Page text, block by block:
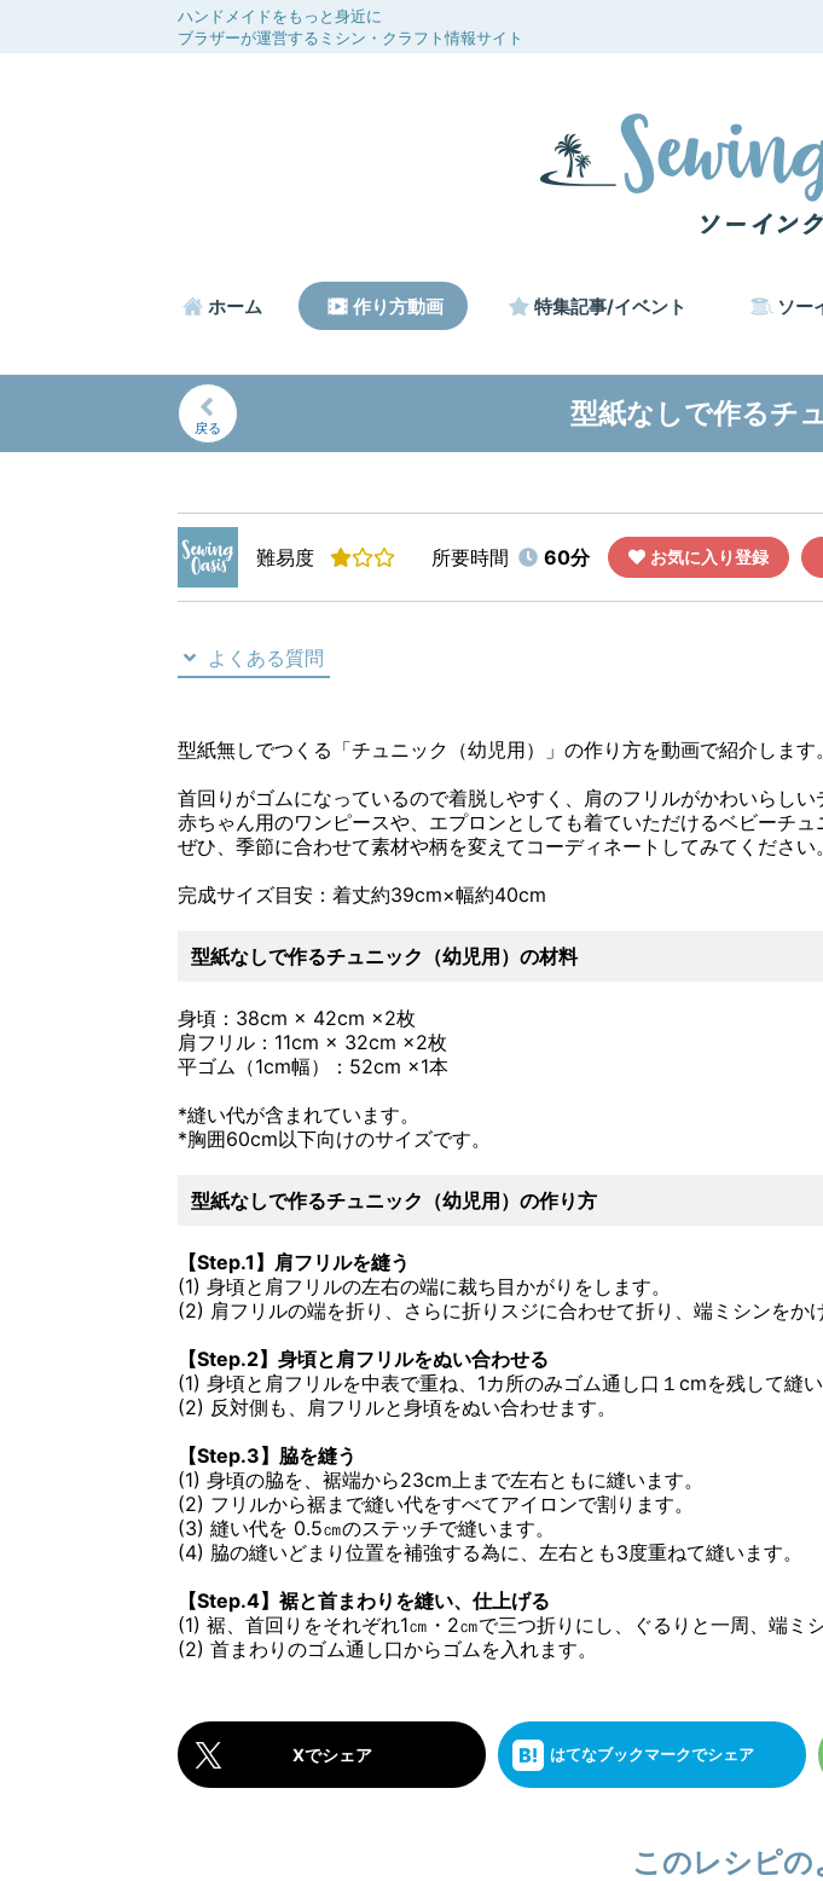
ハンドメイドをもっと身近に
ブラザーが運営するミシン・クラフト情報サイト
ホーム 作り方動画 特集記事/イベント ソー
戻る 型紙なしで作るチ
難易度 所要時間 60分 お気に入り登録
よくある質問
型紙無しでつくる「チュニック（幼児用）」の作り方を動画で紹介します。
首回りがゴムになっているので着脱しやすく、肩のフリルがかわいらしい
赤ちゃん用のワンピースや、エプロンとしても着ていただけるベビーチュ
ぜひ、季節に合わせて素材や柄を変えてコーディネートしてみてください。
完成サイズ目安：着丈約39cm×幅約40cm
型紙なしで作るチュニック（幼児用）の材料
身頃：38cm × 42cm ×2枚
肩フリル：11cm × 32cm ×2枚
平ゴム（1cm幅）：52cm ×1本
*縫い代が含まれています。
*胸囲60cm以下向けのサイズです。
型紙なしで作るチュニック（幼児用）の作り方
【Step.1】肩フリルを縫う
(1) 身頃と肩フリルの左右の端に裁ち目かがりをします。
(2) 肩フリルの端を折り、さらに折りスジに合わせて折り、端ミシンをかけ
【Step.2】身頃と肩フリルをぬい合わせる
(1) 身頃と肩フリルを中表で重ね、1カ所のみゴム通し口１cmを残して縫い
(2) 反対側も、肩フリルと身頃をぬい合わせます。
【Step.3】脇を縫う
(1) 身頃の脇を、裾端から23cm上まで左右ともに縫います。
(2) フリルから裾まで縫い代をすべてアイロンで割ります。
(3) 縫い代を 0.5㎝のステッチで縫います。
(4) 脇の縫いどまり位置を補強する為に、左右とも3度重ねて縫います。
【Step.4】裾と首まわりを縫い、仕上げる
(1) 裾、首回りをそれぞれ1㎝・2㎝で三つ折りにし、ぐるりと一周、端ミ
(2) 首まわりのゴム通し口からゴムを入れます。
Xでシェア はてなブックマークでシェア
このレシピの